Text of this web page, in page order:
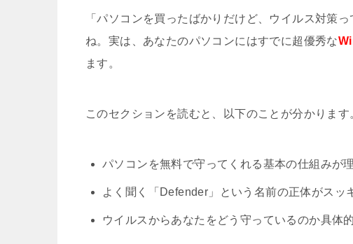
「パソコンを買ったばかりだけど、ウイルス対策
ね。実は、あなたのパソコンにはすでに超優秀な
ます。
このセクションを読むと、以下のことが分かります
パソコンを無料で守ってくれる基本の仕組みが
よく聞く「Defender」という名前の正体がスッ
ウイルスからあなたをどう守っているのか具体